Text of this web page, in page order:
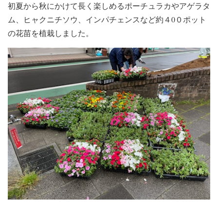
初夏から秋にかけて長く楽しめるポーチュラカやアゲラタ
ム、ヒャクニチソウ、インパチェンスなど約４0０ポット
の花苗を植栽しました。